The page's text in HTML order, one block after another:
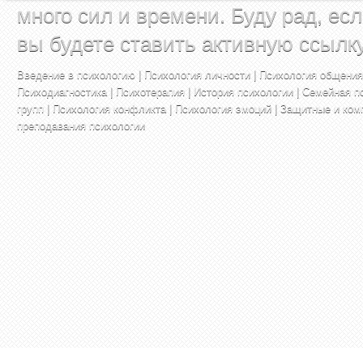
много сил и времени. Буду рад,
вы будете ставить активную
Введение в психологию | Психология личности | Психология общения
Психодиагностика | Психотерапия | История психологии | Семейная
групп | Психология конфликта | Психология эмоций | Защитные и
преподавания психологии